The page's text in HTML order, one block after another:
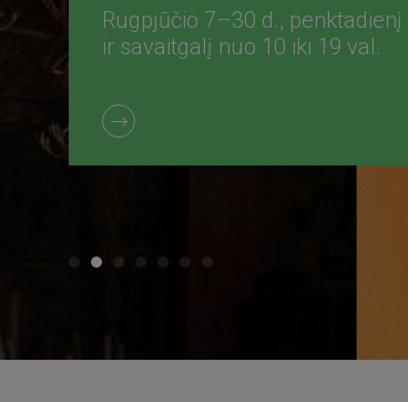
prekyboje!